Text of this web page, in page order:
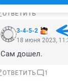
ОТВЕТИТЬ
3-4-5-2
18 июня 2023,
Сам дошел.
ОТВЕТИТЬ 1